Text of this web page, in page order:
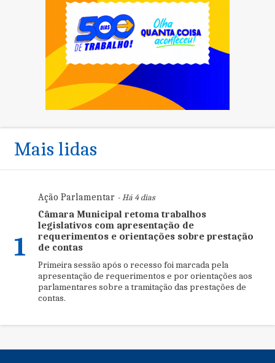
Mais lidas
1
Ação Parlamentar - Há 4 dias
Câmara Municipal retoma trabalhos
legislativos com apresentação de
requerimentos e orientações sobre prestação
de contas
Primeira sessão após o recesso foi marcada pela
apresentação de requerimentos e por orientações aos
parlamentares sobre a tramitação das prestações de
contas.